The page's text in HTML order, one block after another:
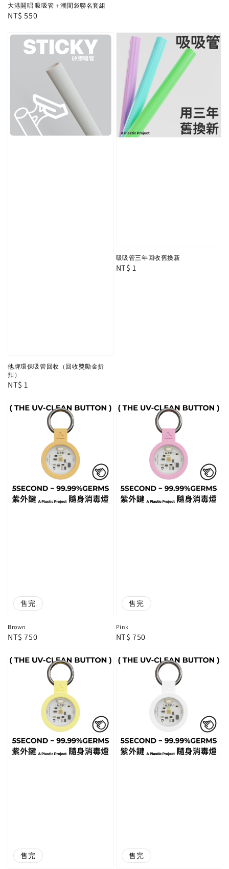
大港開唱 吸吸管＋潮間袋聯名套組
Regular
NT$ 550
他牌環保吸管回收（回收獎勵金折
扣）
Regular
NT$ 1
吸吸管三年回收舊換新
Regular
NT$ 1
售完
Brown
Regular
NT$ 750
售完
Pink
Regular
NT$ 750
售完 售完